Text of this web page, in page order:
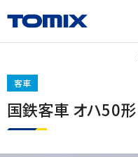
客車
国鉄客車 オハ50形